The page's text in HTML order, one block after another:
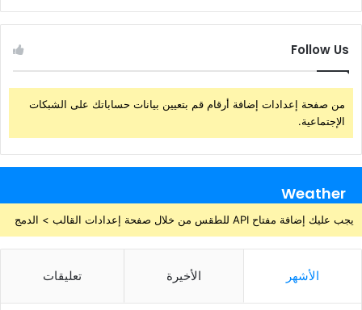
Follow Us
من صفحة إعدادات إضافة أرقام قم بتعيين بيانات حساباتك على الشبكات
الإجتماعية.
Weather
يجب عليك إضافة مفتاح API للطقس من خلال صفحة إعدادات القالب > الدمج
الأشهر الأخيرة تعليقات